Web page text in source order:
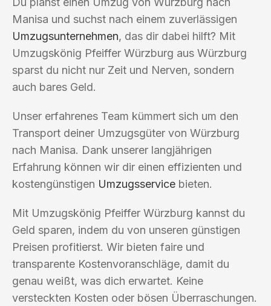
Manisa und suchst nach einem zuverlässigen
Umzugsunternehmen, das dir dabei hilft? Mit
Umzugskönig Pfeiffer Würzburg aus Würzburg
sparst du nicht nur Zeit und Nerven, sondern
auch bares Geld.
Unser erfahrenes Team kümmert sich um den
Transport deiner Umzugsgüter von Würzburg
nach Manisa. Dank unserer langjährigen
Erfahrung können wir dir einen effizienten und
kostengünstigen Umzugsservice bieten.
Mit Umzugskönig Pfeiffer Würzburg kannst du
Geld sparen, indem du von unseren günstigen
Preisen profitierst. Wir bieten faire und
transparente Kostenvoranschläge, damit du
genau weißt, was dich erwartet. Keine
versteckten Kosten oder bösen Überraschungen.